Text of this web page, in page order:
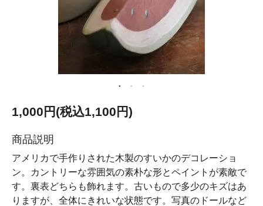
1,000円(税込1,100円)
商品説明
アメリカで手作りされた木製のすいかのデコレーショ
ン。カントリーな雰囲気の素朴な形とペイントが素敵で
す。裏表どちらも飾れます。古いもので多少のキズはあ
りますが、全体にきれいな状態です。写真のドールなど